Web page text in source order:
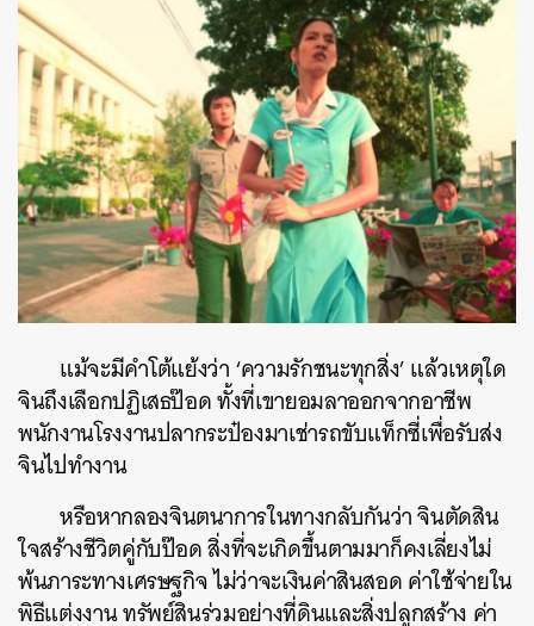
แม้จะมีคำโต้แย้งว่า ‘ความรักชนะทุกสิ่ง’ แล้วเหตุใด
จินถึงเลือกปฏิเสธป๊อด ทั้งที่เขายอมลาออกจากอาชีพ
พนักงานโรงงานปลากระป๋องมาเช่ารถขับแท็กซี่เพื่อรับส่ง
จินไปทำงาน
หรือหากลองจินตนาการในทางกลับกันว่า จินตัดสิน
ใจสร้างชีวิตคู่กับป๊อด สิ่งที่จะเกิดขึ้นตามมาก็คงเลี่ยงไม่
พ้นภาระทางเศรษฐกิจ ไม่ว่าจะเงินค่าสินสอด ค่าใช้จ่ายใน
พิธีแต่งงาน ทรัพย์สินร่วมอย่างที่ดินและสิ่งปลูกสร้าง ค่า